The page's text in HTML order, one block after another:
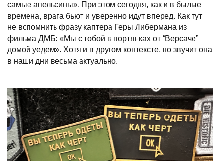
самые апельсины». При этом сегодня, как и в былые
времена, врага бьют и уверенно идут вперед. Как тут
не вспомнить фразу каптера Геры Либермана из
фильма ДМБ: «Мы с тобой в портянках от “Версаче”
домой уедем». Хотя и в другом контексте, но звучит она
в наши дни весьма актуально.